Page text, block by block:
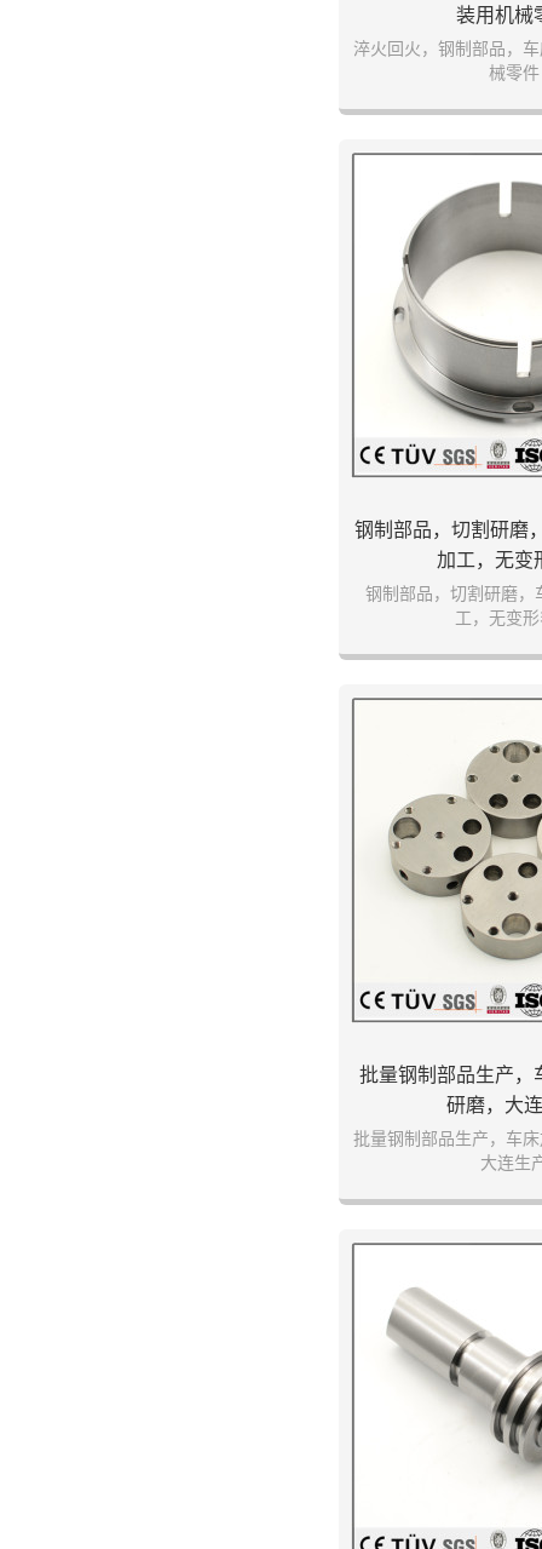
装用机械
淬火回火，钢制部品，
械零件
钢制部品，切割研磨
加工，无变
钢制部品，切割研磨，
工，无变
批量钢制部品生产，
研磨，大
批量钢制部品生产，车
大连生